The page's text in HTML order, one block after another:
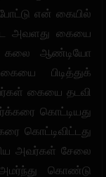
என் கையில்
அவளது கையை
கலை ஆண்டியோ
பிடித்துக்
கையை தடவி
கொட்டியது
கொட்டிவிட்டது
அவர்கள் சேலை
கொண்டு